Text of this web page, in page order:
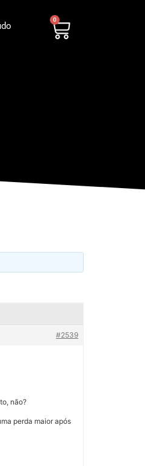
0
#2539
não?
perda maior após